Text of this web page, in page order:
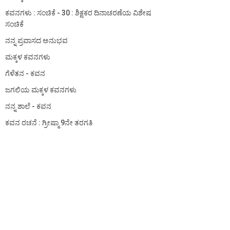
ಕವನಗಳು : ಸಂಚಿಕೆ - 30 : ಶಿಕ್ಷಕರ ದಿನಾಚರಣೆಯ ವಿಶೇಷ
ಸಂಚಿಕೆ
ನನ್ನ ಪ್ರವಾಸದ ಅನುಭವ
ಮಕ್ಕಳ ಕವನಗಳು
ಗೆಳೆತನ - ಕವನ
ಜಗಲಿಯ ಮಕ್ಕಳ ಕವನಗಳು
ನನ್ನ ಶಾಲೆ - ಕವನ
ಕವನ ರಚನೆ : ಗ್ರೀಷ್ಮಾ 9ನೇ ತರಗತಿ